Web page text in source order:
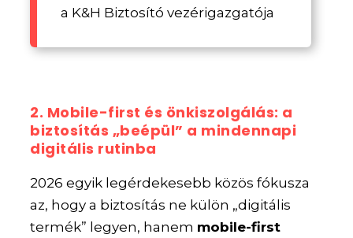
a K&H Biztosító vezérigazgatója
2. Mobile-first és önkiszolgálás: a
biztosítás „beépül” a mindennapi
digitális rutinba
2026 egyik legérdekesebb közös fókusza
az, hogy a biztosítás ne külön „digitális
termék” legyen, hanem mobile-first